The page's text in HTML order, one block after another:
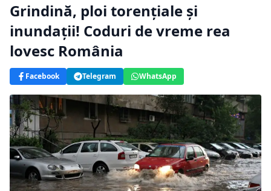
Grindină, ploi torențiale și
inundații! Coduri de vreme rea
lovesc România
Facebook Telegram WhatsApp